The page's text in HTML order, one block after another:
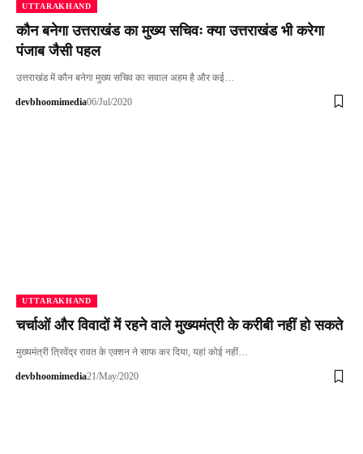
UTTARAKHAND
कौन बनेगा उत्तराखंड का मुख्य सचिवः क्या उत्तराखंड भी करेगा
पंजाब जैसी पहल
उत्तराखंड में कौन बनेगा मुख्य सचिव का सवाल अहम है और कई…
devbhoomimedia06/Jul/2020
UTTARAKHAND
चर्चाओं और विवादों में रहने वाले मुख्यमंत्री के करीबी नहीं हो सकते
मुख्यमंत्री त्रिवेंद्र रावत के एक्शन ने साफ कर दिया, यहां कोई नहीं…
devbhoomimedia21/May/2020